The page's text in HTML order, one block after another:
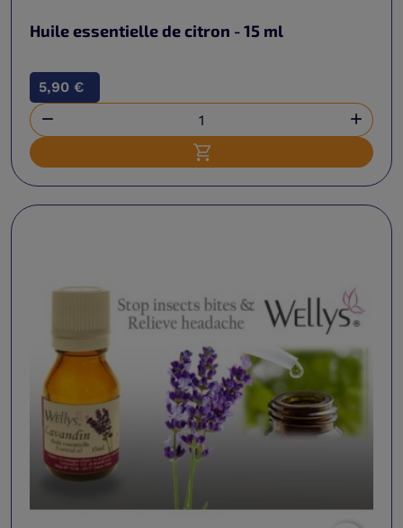
Huile essentielle de citron - 15 ml
5,90 €
 
Ajouter au panier